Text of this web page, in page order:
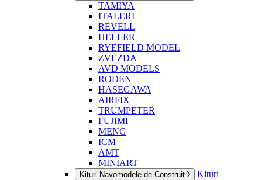
TAMIYA
ITALERI
REVELL
HELLER
RYEFIELD MODEL
ZVEZDA
AVD MODELS
RODEN
HASEGAWA
AIRFIX
TRUMPETER
FUJIMI
MENG
ICM
AMT
MINIART
Kituri Navomodele de Construit
Kituri